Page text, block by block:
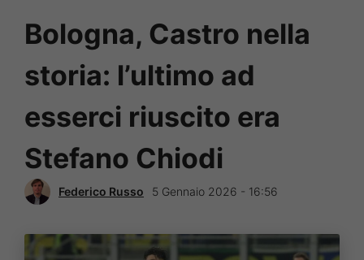
Bologna, Castro nella
storia: l’ultimo ad
esserci riuscito era
Stefano Chiodi
Federico Russo 5 Gennaio 2026 - 16:56